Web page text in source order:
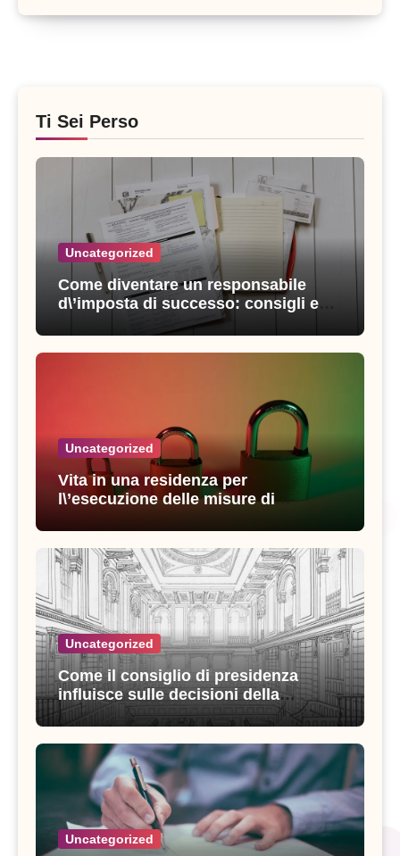
Ti Sei Perso
Uncategorized
Come diventare un responsabile
d\’imposta di successo: consigli e
strategie vincenti
Uncategorized
Vita in una residenza per
l\’esecuzione delle misure di
Uncategorized
Come il consiglio di presidenza
influisce sulle decisioni della
giustizia amministrativa
Uncategorized